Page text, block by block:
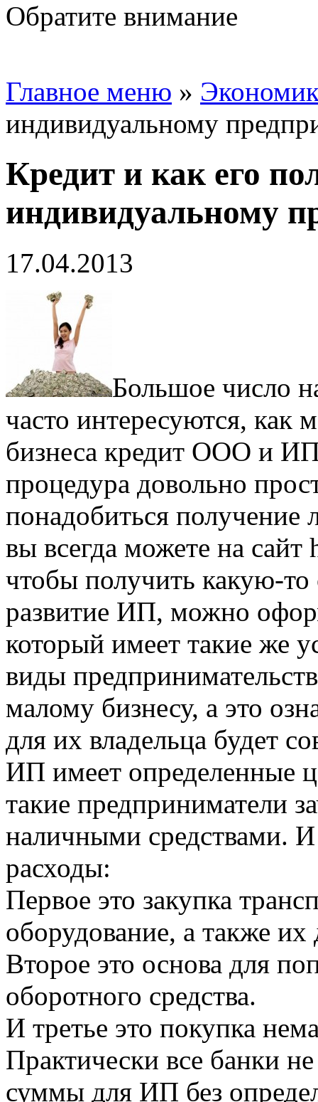
Обратите внимание
Главное меню »
индивидуальному
Кредит и как его
индивидуальному
17.04.2013
Большое число
часто интересуются, как
бизнеса кредит ООО и
процедура довольно
понадобиться
вы всегда можете на
чтобы получить какую-
развитие ИП, можно
который имеет такие же
виды
малому бизнесу, а это
для их владельца будет
ИП имеет определенные
такие предприниматели
наличными средствами.
расходы:
Первое это закупка
оборудование, а также
Второе это основа для
оборотного средства.
И третье это покупка
Практически все банки
суммы для ИП без